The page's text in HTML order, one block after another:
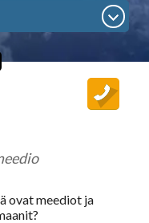
NYT
ovat meediot ja